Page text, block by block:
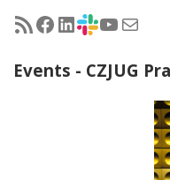
RSS - články na jug.cz
Facebook skupina Czech Java User Group
LinkedIn skupina Czech Java User Group
CZJUG Slack fórum
CZJUG YouTube kanálCZJUG email
Events - CZJUG